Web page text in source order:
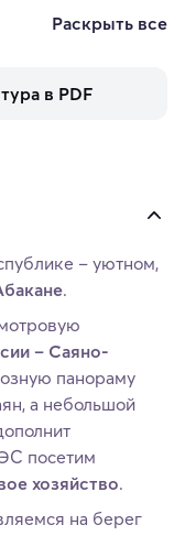
Раскрыть все
в PDF
– уютном,
.
– Саяно-
панораму
а небольшой
посетим
хозяйство.
на берег